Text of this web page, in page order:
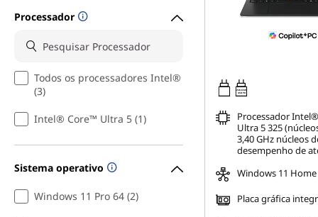
Processador
Todos os processadores Intel®
(3)
Intel® Core™ Ultra 5 (1)
Sistema operativo
Windows 11 Pro 64 (2)
65W-65W
USB PD
Processador
Ultra 5 325
3,40 GHz núcleos
desempenho de
Windows 11 Home
Placa gráfica